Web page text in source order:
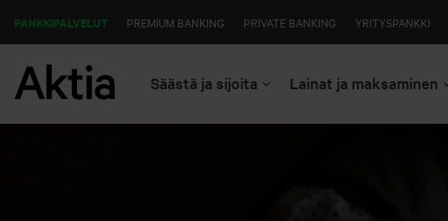
PANKKIPALVELUT PREMIUM BANKING PRIVATE BANKING YRITYSPANKKI
Säästä ja sijoita Lainat ja maksaminen